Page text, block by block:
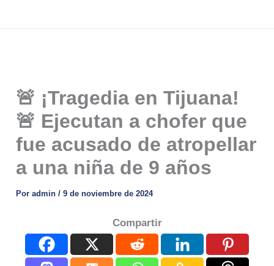
🚨 ¡Tragedia en Tijuana!
🚨 Ejecutan a chofer que
fue acusado de atropellar
a una niña de 9 años
Poradmin/9 de noviembre de 2024
Compartir